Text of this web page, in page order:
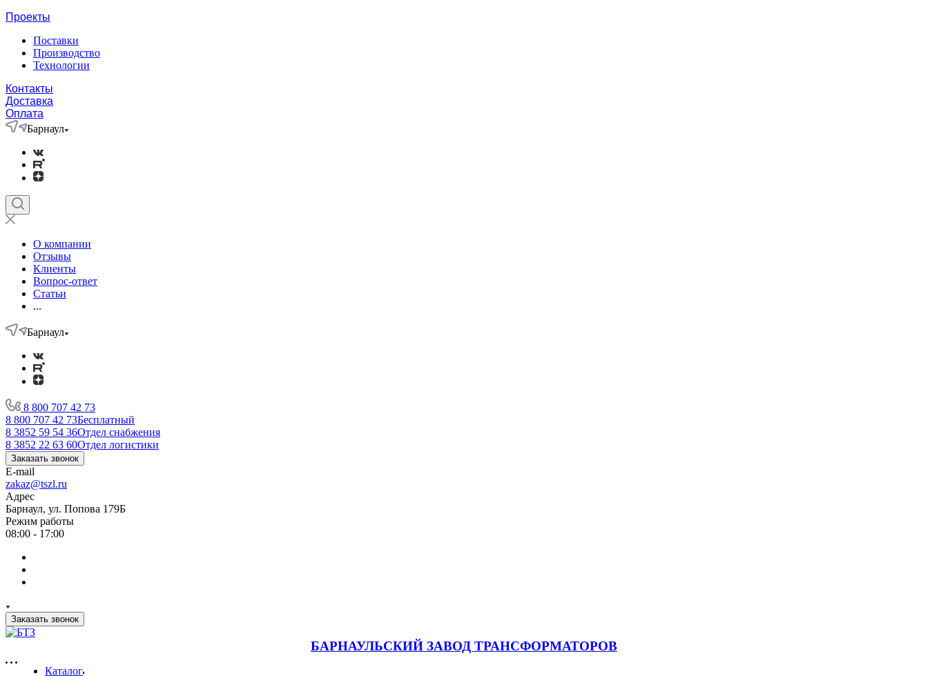
Проекты
Поставки
Производство
Технологии
Контакты
Доставка
Оплата
Барнаул
О компании
Отзывы
Клиенты
Вопрос-ответ
Статьи
...
Барнаул
8 800 707 42 73
8 800 707 42 73Бесплатный
8 3852 59 54 36Отдел снабжения
8 3852 22 63 60Отдел логистики
Заказать звонок
E-mail
zakaz@tszl.ru
Адрес
Барнаул, ул. Попова 179Б
Режим работы
08:00 - 17:00
Заказать звонок
БАРНАУЛЬСКИЙ ЗАВОД ТРАНСФОРМАТОРОВ
Каталог